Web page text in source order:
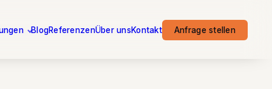
BlogReferenzenÜber unsKontakt Anfrage stellen